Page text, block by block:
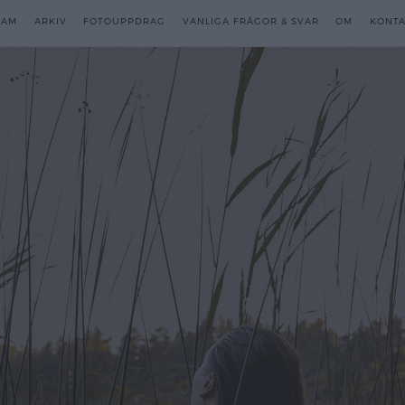
ARKIV FOTOUPPDRAG VANLIGA FRÅGOR & SVAR OM
ARKIV FOTOUPPDRAG VANLIGA FRÅGOR & SVAR OM